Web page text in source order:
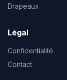
Drapeaux
Légal
Confidentialité
Contact